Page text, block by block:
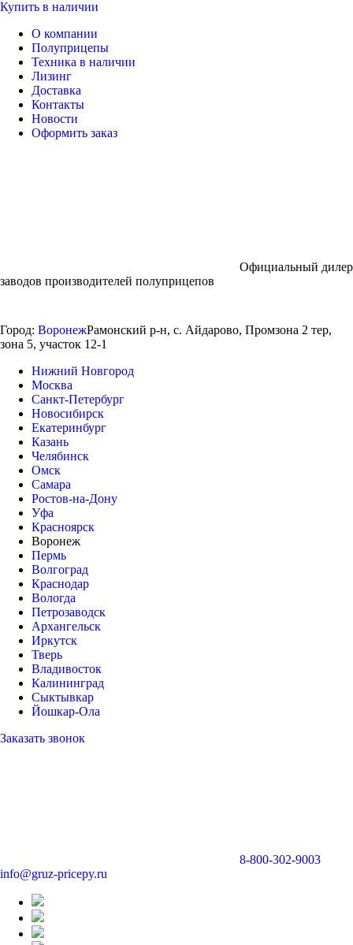
Купить в наличии
О компании
Полуприцепы
Техника в наличии
Лизинг
Доставка
Контакты
Новости
Оформить заказ
Официальный дилер
заводов производителей полуприцепов
Город: ВоронежРамонский р-н, с. Айдарово, Промзона 2 тер,
зона 5, участок 12-1
Нижний Новгород
Москва
Санкт-Петербург
Новосибирск
Екатеринбург
Казань
Челябинск
Омск
Самара
Ростов-на-Дону
Уфа
Красноярск
Воронеж
Пермь
Волгоград
Краснодар
Вологда
Петрозаводск
Архангельск
Иркутск
Тверь
Владивосток
Калининград
Сыктывкар
Йошкар-Ола
Заказать звонок
8-800-302-9003
info@gruz-pricepy.ru